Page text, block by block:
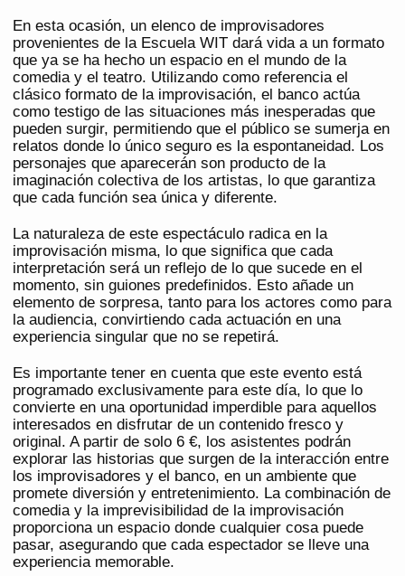
En esta ocasión, un elenco de improvisadores
provenientes de la Escuela WIT dará vida a un formato
que ya se ha hecho un espacio en el mundo de la
comedia y el teatro. Utilizando como referencia el
clásico formato de la improvisación, el banco actúa
como testigo de las situaciones más inesperadas que
pueden surgir, permitiendo que el público se sumerja en
relatos donde lo único seguro es la espontaneidad. Los
personajes que aparecerán son producto de la
imaginación colectiva de los artistas, lo que garantiza
que cada función sea única y diferente.
La naturaleza de este espectáculo radica en la
improvisación misma, lo que significa que cada
interpretación será un reflejo de lo que sucede en el
momento, sin guiones predefinidos. Esto añade un
elemento de sorpresa, tanto para los actores como para
la audiencia, convirtiendo cada actuación en una
experiencia singular que no se repetirá.
Es importante tener en cuenta que este evento está
programado exclusivamente para este día, lo que lo
convierte en una oportunidad imperdible para aquellos
interesados en disfrutar de un contenido fresco y
original. A partir de solo 6 €, los asistentes podrán
explorar las historias que surgen de la interacción entre
los improvisadores y el banco, en un ambiente que
promete diversión y entretenimiento. La combinación de
comedia y la imprevisibilidad de la improvisación
proporciona un espacio donde cualquier cosa puede
pasar, asegurando que cada espectador se lleve una
experiencia memorable.